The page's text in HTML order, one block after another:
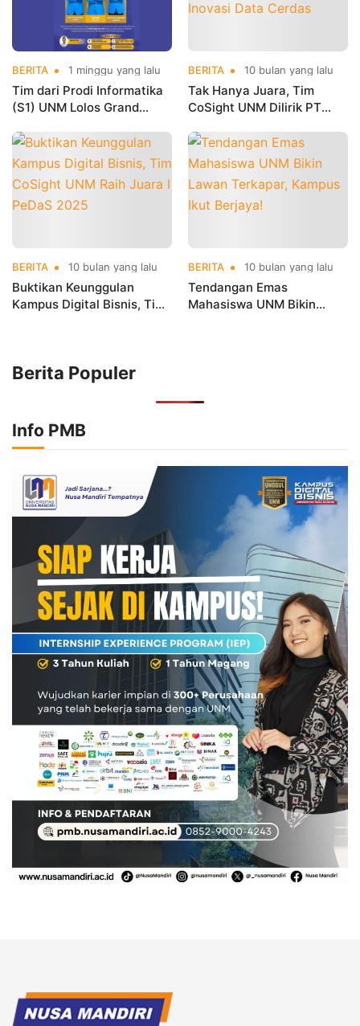
BERITA 1 minggu yang lalu
Tim dari Prodi Informatika
(S1) UNM Lolos Grand
Internasional 2026
BERITA 10 bulan yang lalu
Tak Hanya Juara, Tim
CoSight UNM Dilirik PT
Inovasi Data Cerdas
BERITA 10 bulan yang lalu
Buktikan Keunggulan
Kampus Digital Bisnis, Tim
BERITA 10 bulan yang lalu
Tendangan Emas
Mahasiswa UNM Bikin
Berita Populer
Info PMB